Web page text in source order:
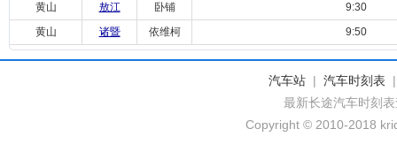
黄山
敖江 卧铺
9:30
黄山
诸暨 依维柯 9:50
汽车站 | 汽车时刻表
最新长途汽车时刻
Copyright © 2010-2018